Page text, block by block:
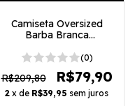
Camiseta Oversized
Barba Branca
(0)
R$209,80 R$79,90
2 x de R$39,95 sem juros